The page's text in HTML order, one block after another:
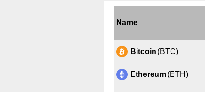
Name
Bitcoin (BTC)
Ethereum(ETH)